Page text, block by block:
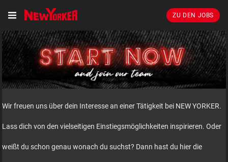
ZU DEN JOBS
Wir freuen uns über dein Interesse an einer Tätigkeit bei NEW YORKER.
Lass dich von den vielseitigen Einstiegsmöglichkeiten inspirieren. Oder
weißt du schon genau wonach du suchst? Dann hast du hier die